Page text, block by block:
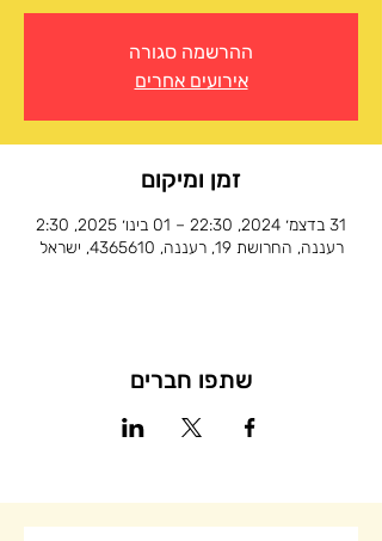
ההרשמה סגורה
אירועים אחרים
זמן ומיקום
31 בדצמ׳ 2024, 22:30 – 01 בינו׳ 2025, 2:30
רעננה, החרושת 19, רעננה, 4365610, ישראל
שתפו חברים